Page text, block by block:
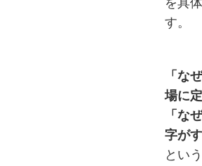
す。
「な
場に
「な
字が
とい